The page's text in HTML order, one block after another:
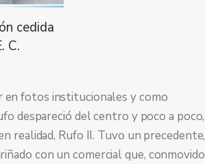
cedida
C.
en fotos institucionales y como
despareció del centro y poco a poco,
realidad, Rufo II. Tuvo un precedente,
con un comercial que, conmovido